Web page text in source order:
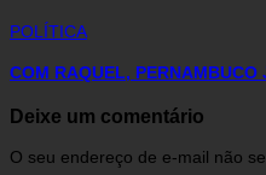
POLÍTICA
COM RAQUEL, PERNAMBUCO
Deixe um comentário
O seu endereço de e-mail não